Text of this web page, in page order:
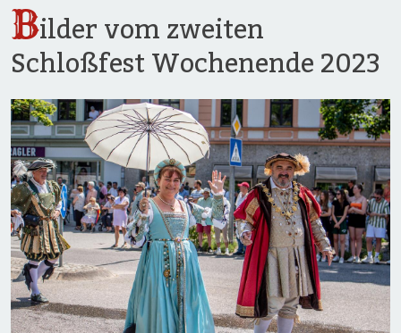
Bilder vom zweiten
Schloßfest Wochenende 2023